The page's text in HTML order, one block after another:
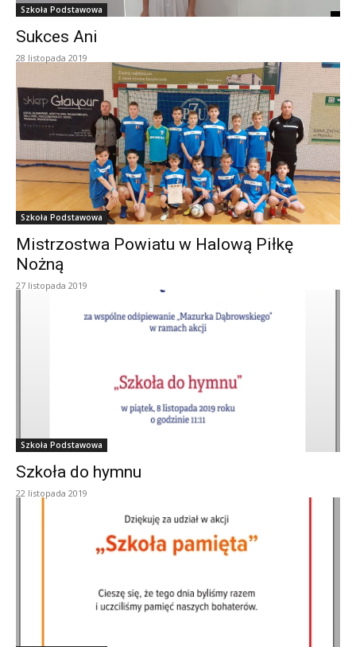
Szkoła Podstawowa
Sukces Ani
28 listopada 2019
Szkoła Podstawowa
Mistrzostwa Powiatu w Halową Piłkę
Nożną
27 listopada 2019
Szkoła Podstawowa
Szkoła do hymnu
22 listopada 2019